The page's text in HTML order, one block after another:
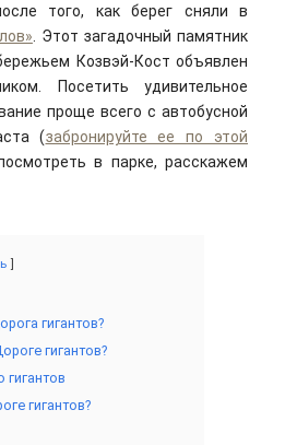
того, как берег сняли в
. Этот загадочный памятник
Козвэй-Кост объявлен
Посетить удивительное
проще всего с автобусной
(забронируйте ее по этой
в парке, расскажем
гигантов?
гигантов?
гигантов?